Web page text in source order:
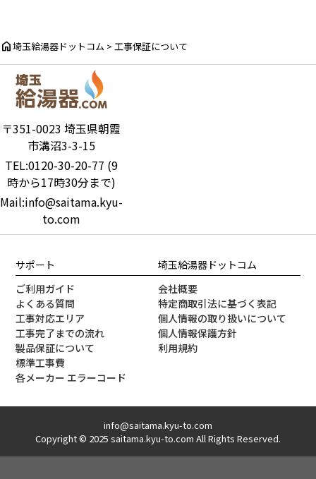
home埼玉給湯器ドットコム > 工事保証について
〒351-0023 埼玉県朝霞
市溝沼3-3-15
TEL:0120-30-20-77 (9
時から17時30分まで)
Mail:info@saitama.kyu-
to.com
サポート
ご利用ガイド
よくある質問
工事対応エリア
工事完了までの流れ
製品保証について
標準工事費
各メーカー エラーコード
埼玉給湯器ドットコム
会社概要
特定商取引法に基づく表記
個人情報の取り扱いについて
個人情報保護方針
利用規約
info@saitama.kyu-to.com
Copyright © 2025 saitama.kyu-to.com All Rights Reserved.